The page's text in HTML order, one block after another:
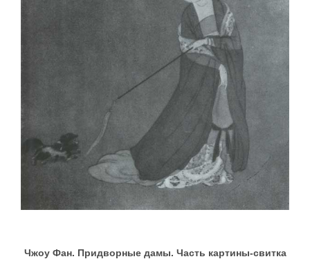
Чжоу Фан. Придворные дамы. Часть картины-свитка